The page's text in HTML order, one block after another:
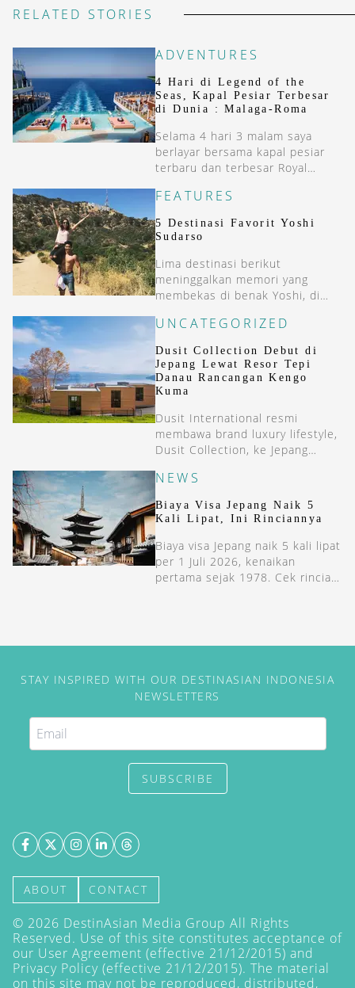
RELATED STORIES
ADVENTURES
4 Hari di Legend of the
Seas, Kapal Pesiar Terbesar
di Dunia : Malaga-Roma
Selama 4 hari 3 malam saya
berlayar bersama kapal pesiar
terbaru dan terbesar Royal
dari Malaga (Spanyol) ke Roma
(Italia).
FEATURES
5 Destinasi Favorit Yoshi
Sudarso
Lima destinasi berikut
meninggalkan memori yang
membekas di benak Yoshi, di
Zealand.
UNCATEGORIZED
Dusit Collection Debut di
Jepang Lewat Resor Tepi
Danau Rancangan Kengo
Kuma
Dusit International resmi
membawa brand luxury lifestyle,
Dusit Collection, ke Jepang
Toya, Dusit Collection di
Hokkaido.
NEWS
Biaya Visa Jepang Naik 5
Kali Lipat, Ini Rinciannya
Biaya visa Jepang naik 5 kali lipat
per 1 Juli 2026, kenaikan
pertama sejak 1978. Cek rincian
STAY INSPIRED WITH OUR DESTINASIAN INDONESIA
NEWSLETTERS
SUBSCRIBE
ABOUT CONTACT
© 2026 DestinAsian Media Group All Rights
Reserved. Use of this site constitutes acceptance of
our User Agreement (effective 21/12/2015) and
Privacy Policy (effective 21/12/2015). The material
on this site may not be reproduced, distributed,